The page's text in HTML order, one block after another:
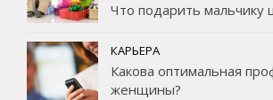
Что подарить мальчику
КАРЬЕРА
Какова оптимальная
женщины?